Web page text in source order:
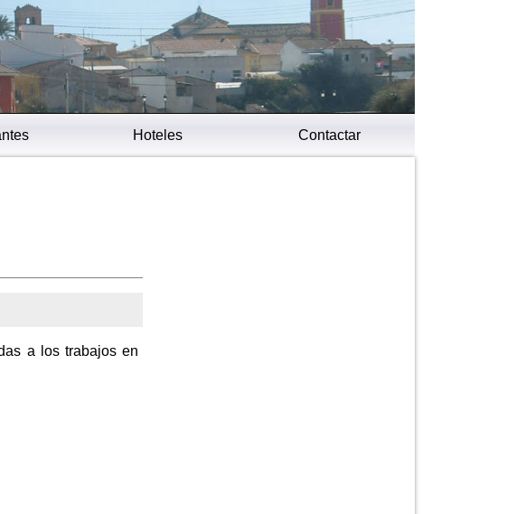
Hoteles Contactar
a los trabajos en